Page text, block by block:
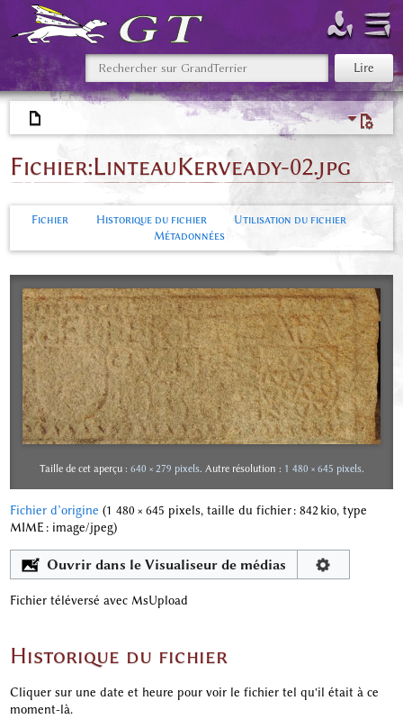
Fichier:LinteauKerveady-02.jpg
Fichier Historique du fichier
Utilisation du fichier
Métadonnées
Taille de cet aperçu : 640 × 279 pixels. Autre résolution : 1 480 × 645 pixels.
Fichier d’origine (1 480 × 645 pixels, taille du fichier : 842 kio, type
MIME : image/jpeg)
Ouvrir dans le Visualiseur de médias
Fichier téléversé avec MsUpload
Historique du fichier
Cliquer sur une date et heure pour voir le fichier tel qu'il était à ce
moment-là.